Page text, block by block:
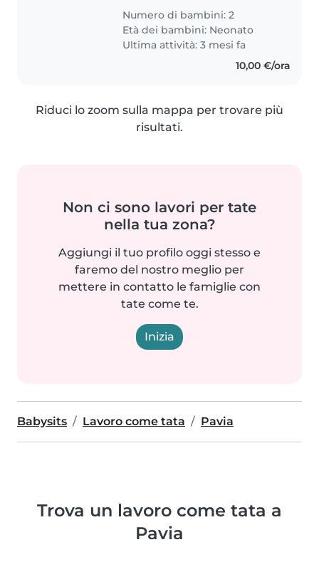
nati a novembre 2025. Per ora si
tratterebbe solo di dare una
mano a mia moglie al mattino..
Numero di bambini: 2
Età dei bambini: Neonato
Ultima attività: 3 mesi fa
10,00 €/ora
Riduci lo zoom sulla mappa per trovare più
risultati.
Non ci sono lavori per tate
nella tua zona?
Aggiungi il tuo profilo oggi stesso e
faremo del nostro meglio per
mettere in contatto le famiglie con
tate come te.
Inizia
Babysits Lavoro come tata Pavia
Trova un lavoro come tata a
Pavia